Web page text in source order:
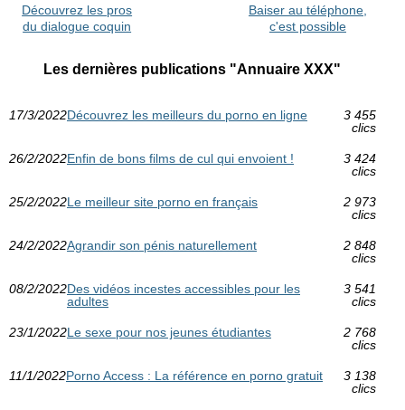
Découvrez les pros
du dialogue coquin
Baiser au téléphone,
c'est possible
Les dernières publications "Annuaire XXX"
17/3/2022Découvrez les meilleurs du porno en ligne
3 455
clics
26/2/2022Enfin de bons films de cul qui envoient !
3 424
clics
25/2/2022Le meilleur site porno en français
2 973
clics
24/2/2022Agrandir son pénis naturellement
2 848
clics
08/2/2022Des vidéos incestes accessibles pour les
adultes
3 541
clics
23/1/2022Le sexe pour nos jeunes étudiantes
2 768
clics
11/1/2022Porno Access : La référence en porno gratuit
3 138
clics